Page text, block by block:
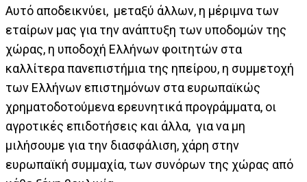
Αυτό αποδεικνύει, μεταξύ άλλων, η μέριμνα των
εταίρων μας για την ανάπτυξη των υποδομών της
χώρας, η υποδοχή Ελλήνων φοιτητών στα
καλλίτερα πανεπιστήμια της ηπείρου, η συμμετοχή
των Ελλήνων επιστημόνων στα ευρωπαϊκώς
χρηματοδοτούμενα ερευνητικά προγράμματα, οι
αγροτικές επιδοτήσεις και άλλα, για να μη
μιλήσoυμε για την διασφάλιση, χάρη στην
ευρωπαϊκή συμμαχία, των συνόρων της χώρας από